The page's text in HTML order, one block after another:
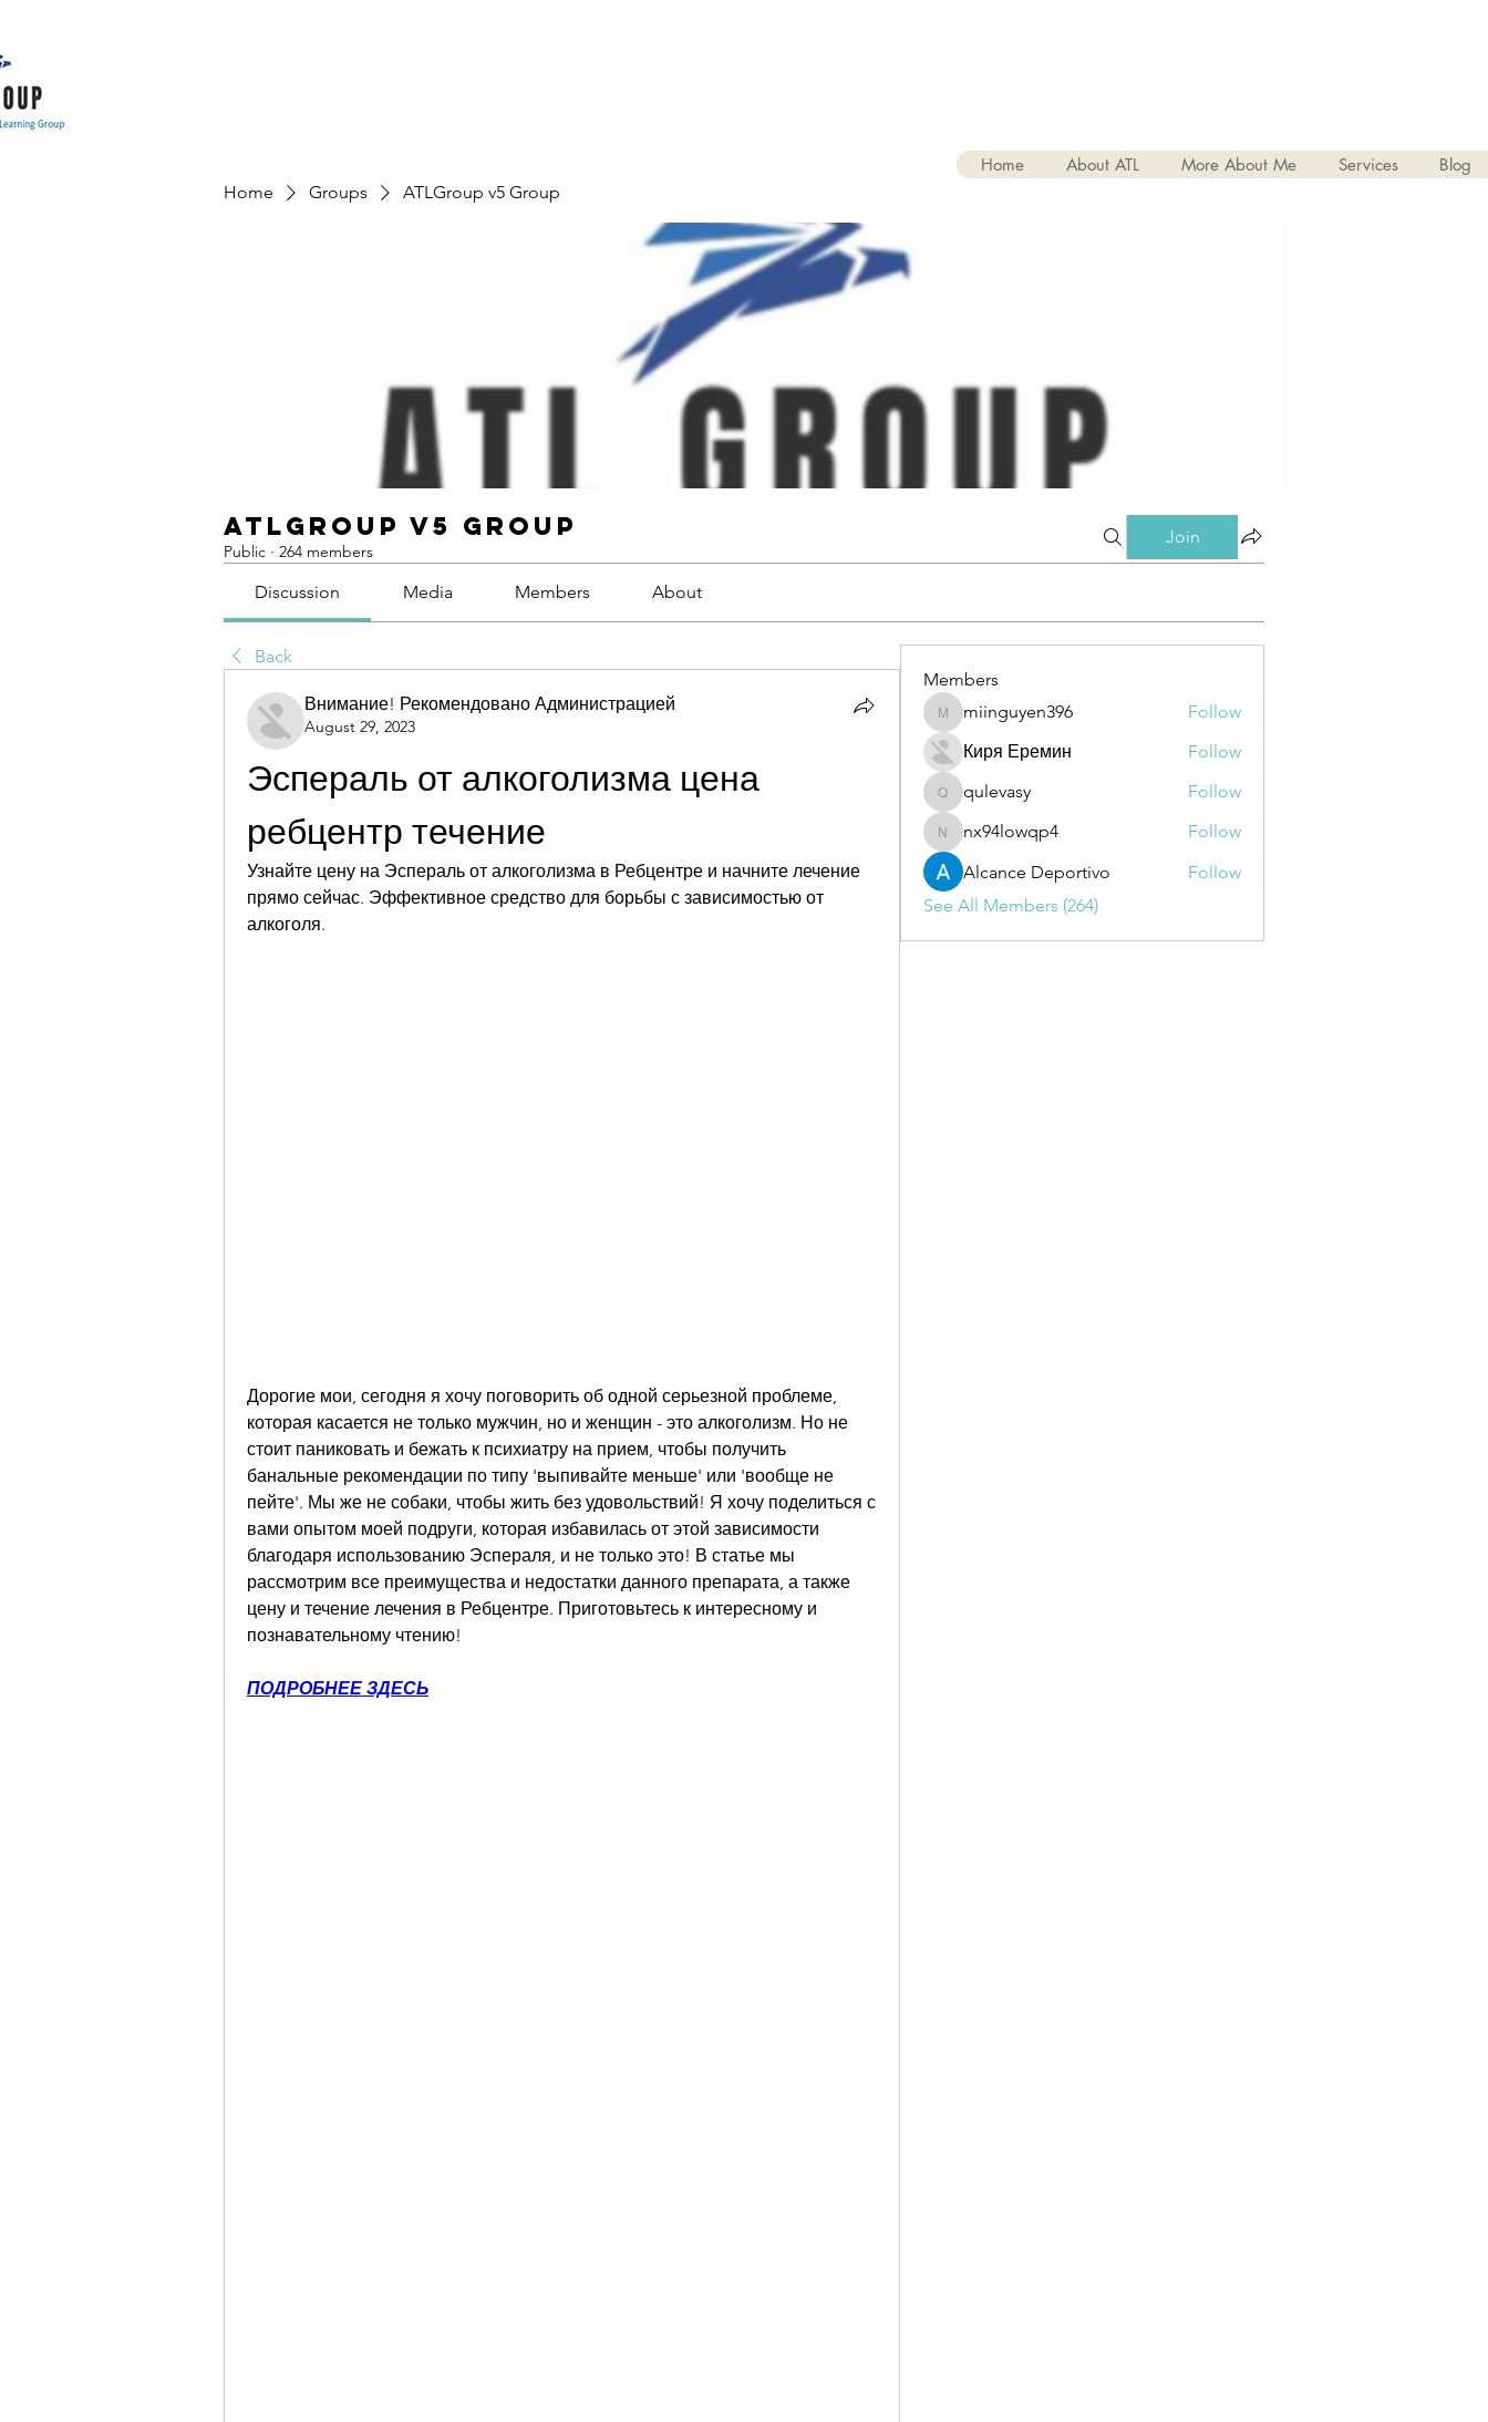
Home Groups ATLGroup v5 Group
ATLGroup v5 Group
Public · 264 members
Join
Discussion Media Members About
Back
Внимание! Рекомендовано Администрацией
August 29, 2023
Эспераль от алкоголизма цена
ребцентр течение
Узнайте цену на Эспераль от алкоголизма в Ребцентре и начните лечение
прямо сейчас. Эффективное средство для борьбы с зависимостью от
алкоголя.
Дорогие мои, сегодня я хочу поговорить об одной серьезной проблеме,
которая касается не только мужчин, но и женщин - это алкоголизм. Но не
стоит паниковать и бежать к психиатру на прием, чтобы получить
банальные рекомендации по типу 'выпивайте меньше' или 'вообще не
пейте'. Мы же не собаки, чтобы жить без удовольствий! Я хочу поделиться с
вами опытом моей подруги, которая избавилась от этой зависимости
благодаря использованию Эспераля, и не только это! В статье мы
рассмотрим все преимущества и недостатки данного препарата, а также
цену и течение лечения в Ребцентре. Приготовьтесь к интересному и
познавательному чтению!
ПОДРОБНЕЕ ЗДЕСЬ
Members
miinguyen396
miinguyen396
Follow
Киря Еремин
Follow
qulevasy
qulevasy Follow
nx94lowqp4
nx94lowqp4
Follow
Alcance Deportivo
Follow
See All Members (264)
Home About ATL More About Me Services Blog